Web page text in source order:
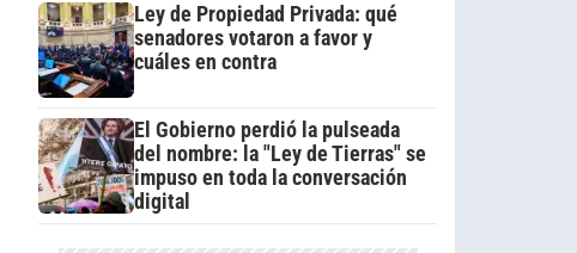
Ley de Propiedad Privada: qué
senadores votaron a favor y
cuáles en contra
El Gobierno perdió la pulseada
del nombre: la "Ley de Tierras" se
impuso en toda la conversación
digital